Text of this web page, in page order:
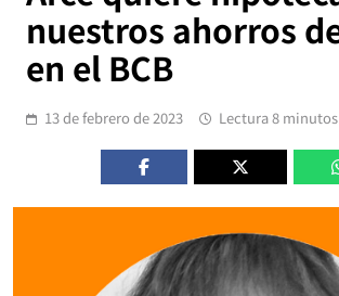
nuestros ahorros
en el BCB
13 de febrero de 2023 Lectura 8 minutos